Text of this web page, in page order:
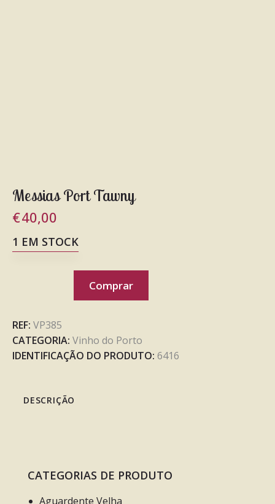
Messias Port Tawny
€40,00
1 EM STOCK
Comprar
REF: VP385
CATEGORIA: Vinho do Porto
IDENTIFICAÇÃO DO PRODUTO: 6416
DESCRIÇÃO
CATEGORIAS DE PRODUTO
Aguardente Velha